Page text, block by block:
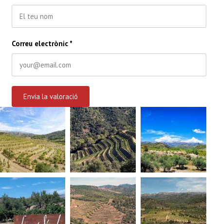
Correu electrònic *